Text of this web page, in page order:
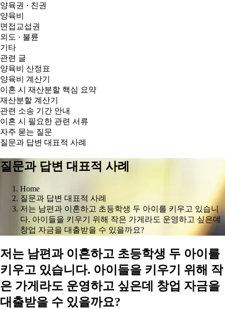
양육권 · 친권
양육비
면접교섭권
외도 · 불륜
기타
관련 글
양육비 산정표
양육비 계산기
이혼 시 재산분할 핵심 요약
재산분할 계산기
관련 소송 기간 안내
이혼 시 필요한 관련 서류
자주 묻는 질문
질문과 답변 대표적 사례
질문과 답변 대표적 사례
Home
질문과 답변 대표적 사례
저는 남편과 이혼하고 초등학생 두 아이를 키우고 있습니
다. 아이들을 키우기 위해 작은 가게라도 운영하고 싶은데
창업 자금을 대출받을 수 있을까요?
저는 남편과 이혼하고 초등학생 두 아이를
키우고 있습니다. 아이들을 키우기 위해 작
은 가게라도 운영하고 싶은데 창업 자금을
대출받을 수 있을까요?